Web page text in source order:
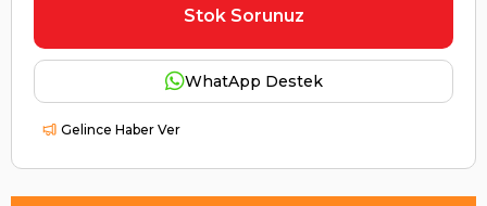
Stok Sorunuz
WhatApp Destek
Gelince Haber Ver